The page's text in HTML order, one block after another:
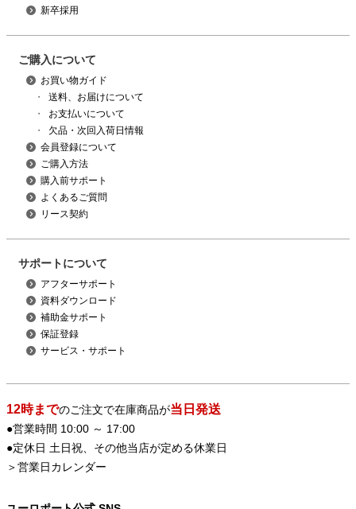
新卒採用
ご購入について
お買い物ガイド
・
送料、お届けについて
・
お支払いについて
・
欠品・次回入荷日情報
会員登録について
ご購入方法
購入前サポート
よくあるご質問
リース契約
サポートについて
アフターサポート
資料ダウンロード
補助金サポート
保証登録
サービス・サポート
12時までのご注文で在庫商品が当日発送
●営業時間 10:00 ～ 17:00
●定休日 土日祝、その他当店が定める休業日
＞営業日カレンダー